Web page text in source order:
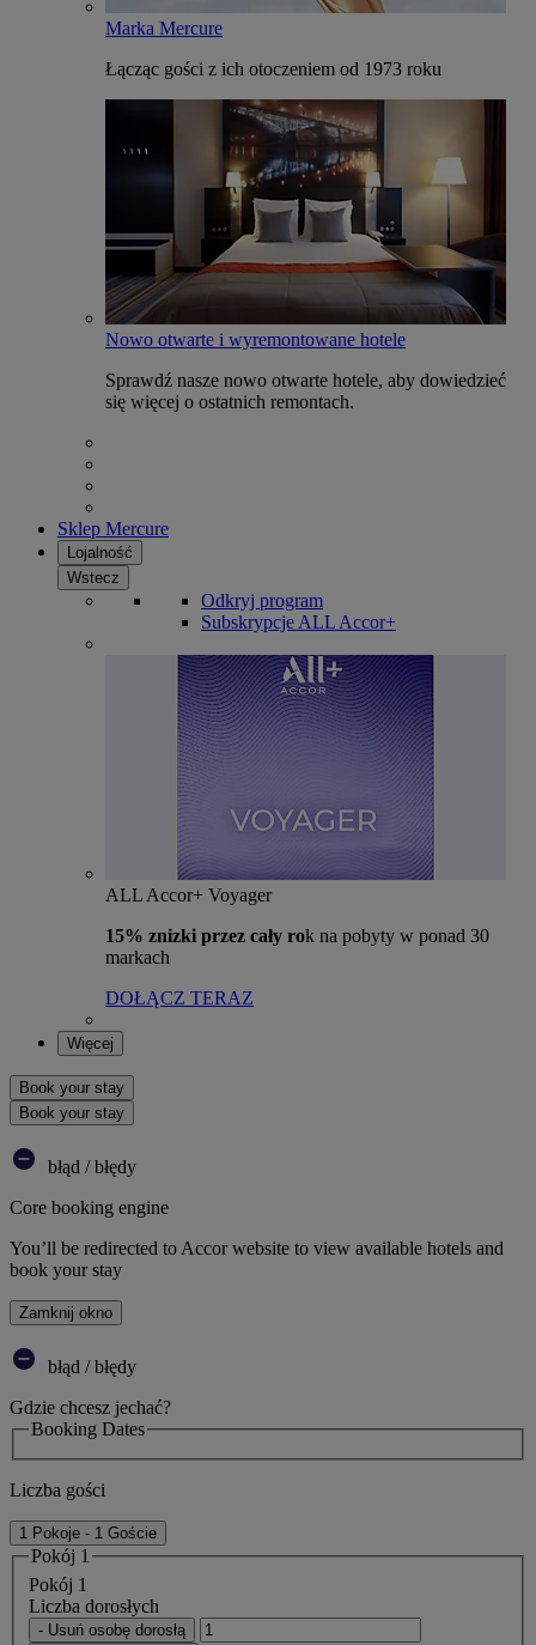
Marka Mercure
Łącząc gości z ich otoczeniem od 1973 roku
Nowo otwarte i wyremontowane hotele
Sprawdź nasze nowo otwarte hotele, aby dowiedzieć
się więcej o ostatnich remontach.
Sklep Mercure
Lojalność
Wstecz
Odkryj program
Subskrypcje ALL Accor+
ALL Accor+ Voyager
15% znizki przez cały rok na pobyty w ponad 30
markach
DOŁĄCZ TERAZ
Więcej
Book your stay
Book your stay
błąd / błędy
Core booking engine
You’ll be redirected to Accor website to view available hotels and
book your stay
Zamknij okno
błąd / błędy
Gdzie chcesz jechać?
Booking Dates
Liczba gości
1 Pokoje - 1 Goście
Pokój 1
Pokój 1
Liczba dorosłych
- Usuń osobę dorosłą